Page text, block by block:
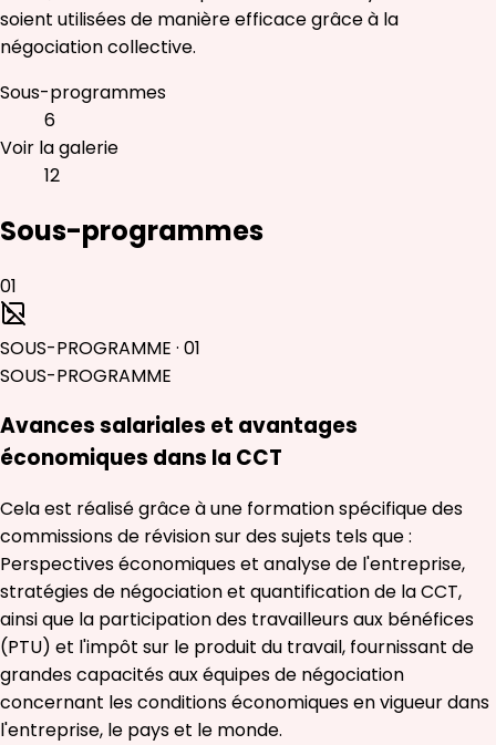
soient utilisées de manière efficace grâce à la
négociation collective.
Sous-programmes
6
Voir la galerie
12
Sous-programmes
01
SOUS-PROGRAMME · 01
SOUS-PROGRAMME
Avances salariales et avantages
économiques dans la CCT
Cela est réalisé grâce à une formation spécifique des
commissions de révision sur des sujets tels que :
Perspectives économiques et analyse de l'entreprise,
stratégies de négociation et quantification de la CCT,
ainsi que la participation des travailleurs aux bénéfices
(PTU) et l'impôt sur le produit du travail, fournissant de
grandes capacités aux équipes de négociation
concernant les conditions économiques en vigueur dans
l'entreprise, le pays et le monde.